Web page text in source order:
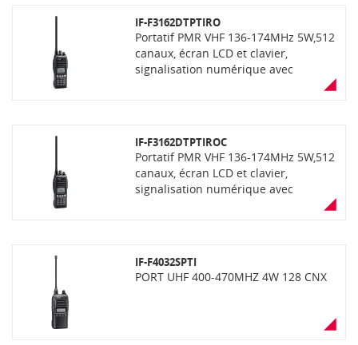
IF-F3162DTPTIRO
Portatif PMR VHF 136-174MHz 5W,512
canaux, écran LCD et clavier,
signalisation numérique avec
IF-F3162DTPTIROC
Portatif PMR VHF 136-174MHz 5W,512
canaux, écran LCD et clavier,
signalisation numérique avec
fonctions PTI, localisation par bornes
IF-F4032SPTI
PORT UHF 400-470MHZ 4W 128 CNX